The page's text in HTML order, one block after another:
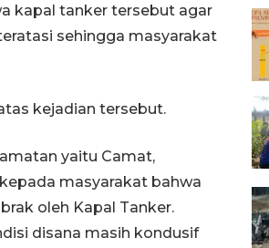
kapal tanker tersebut agar
sehingga masyarakat
kejadian tersebut.
yaitu Camat,
masyarakat bahwa
oleh Kapal Tanker.
disana masih kondusif